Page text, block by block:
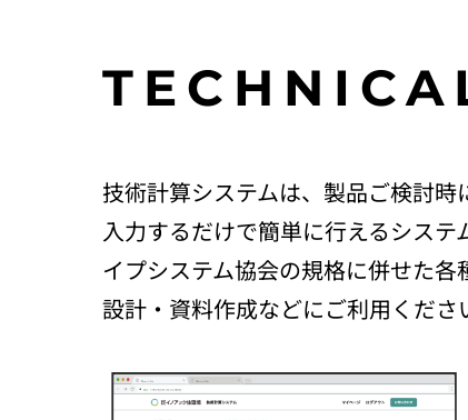
技術計算システムは、製品ご検討
入力するだけで簡単に行えるシス
イプシステム協会の規格に併せた各
設計・資料作成などにご利用くださ